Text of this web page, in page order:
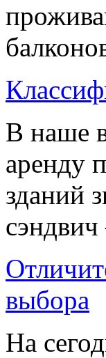
В наше
аренду
зданий
выбора
На